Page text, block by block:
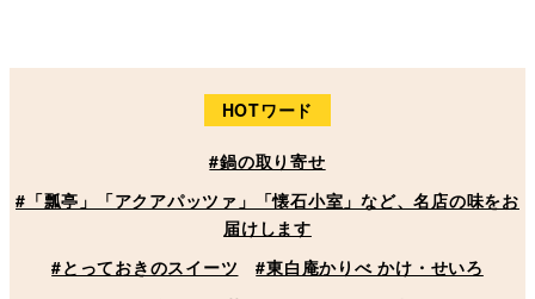
HOTワード
#鍋の取り寄せ
#「瓢亭」「アクアパッツァ」「懐石小室」など、名店の味をお
届けします
#とっておきのスイーツ
#東白庵かりべ かけ・せいろ